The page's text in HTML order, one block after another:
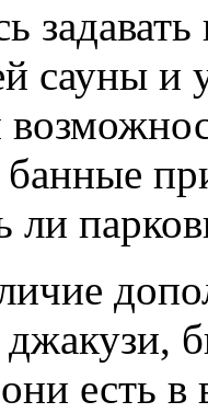
сауны и
ли
джакузи,
есть